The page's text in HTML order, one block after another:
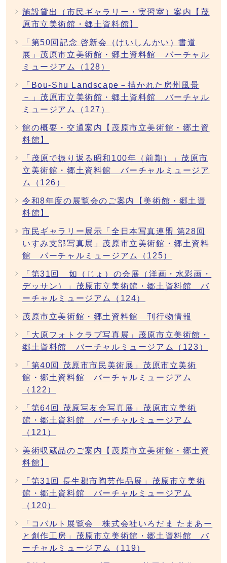
施設貸出（市民ギャラリー・実習室）案内【茂
原市立美術館・郷土資料館】
「第50回記念 啓新会（けいしんかい）書道
展」茂原市立美術館・郷土資料館 バーチャル
ミュージアム（128）
「Bou-Shu Landscape－描かれた房州風景
－」茂原市立美術館・郷土資料館 バーチャル
ミュージアム（127）
館の概要・交通案内【茂原市立美術館・郷土資
料館】
「茂原で振り返る昭和100年（前期）」茂原市
立美術館・郷土資料館 バーチャルミュージア
ム（126）
令和8年度の展覧会のご案内【美術館・郷土資
料館】
市民ギャラリー展示「全日本写真連盟 第28回
いすみ支部写真展」茂原市立美術館・郷土資料
館 バーチャルミュージアム（125）
「第31回 如（じょ）の会展（洋画・水彩画・
デッサン）」茂原市立美術館・郷土資料館 バ
ーチャルミュージアム（124）
茂原市立美術館・郷土資料館 刊行物情報
「大原フォトクラブ写真展」茂原市立美術館・
郷土資料館 バーチャルミュージアム（123）
「第40回 茂原市市民美術展」茂原市立美術
館・郷土資料館 バーチャルミュージアム
（122）
「第64回 茂原写友会写真展」茂原市立美術
館・郷土資料館 バーチャルミュージアム
（121）
美術収蔵品のご案内【茂原市立美術館・郷土資
料館】
「第31回 長生郡市陶芸作品展」茂原市立美術
館・郷土資料館 バーチャルミュージアム
（120）
「コバルト展覧会 株式会社いろだま たまあー
と創作工房」茂原市立美術館・郷土資料館 バ
ーチャルミュージアム（119）